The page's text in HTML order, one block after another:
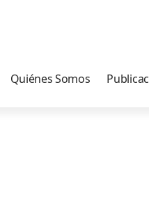
Quiénes Somos